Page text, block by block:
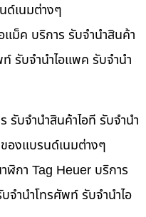
ด์เนมต่างๆ
ม็ค บริการ รับจำนำสินค้า
รับจำนำไอแพค รับจำนำ
รับจำนำสินค้าไอที รับจำนำ
องแบรนด์เนมต่างๆ
ฬิกา Tag Heuer บริการ
จำนำโทรศัพท์ รับจำนำไอ